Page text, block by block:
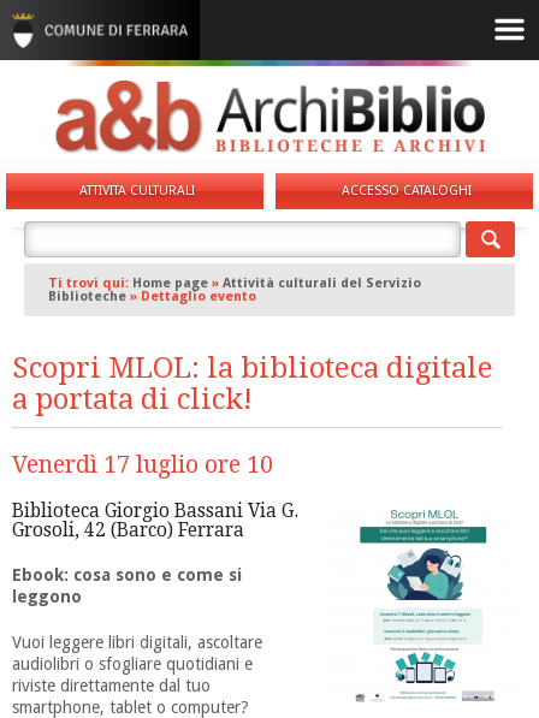
ATTIVITA CULTURALI ACCESSO CATALOGHI
Ti trovi qui: Home page » Attività culturali del Servizio
Biblioteche » Dettaglio evento
Scopri MLOL: la biblioteca digitale
a portata di click!
Venerdì 17 luglio ore 10
Biblioteca Giorgio Bassani Via G.
Grosoli, 42 (Barco) Ferrara
Ebook: cosa sono e come si
leggono
Vuoi leggere libri digitali, ascoltare
audiolibri o sfogliare quotidiani e
riviste direttamente dal tuo
smartphone, tablet o computer?